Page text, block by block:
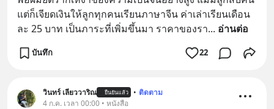
แต่ก็เจียดเงินให้ลูกทุกคนเรียนภาษาจีน ค่าเล่าเรียนเดือน
ละ 25 บาท เป็นภาระที่เพิ่มขึ้นมา ราคาของรา... อ่านต่อ
บันทึก 22
วินทร์ เลียววาริณ ยืนยันแล้ว • ติดตาม
4 ก.ค. เวลา 00:00 • หนังสือ